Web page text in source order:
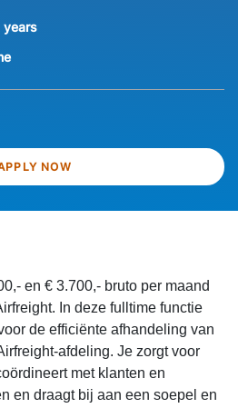
years
NOW
en € 3.700,- bruto per maand
In deze fulltime functie
de efficiënte afhandeling van
afdeling. Je zorgt voor
met klanten en
en draagt bij aan een soepel en